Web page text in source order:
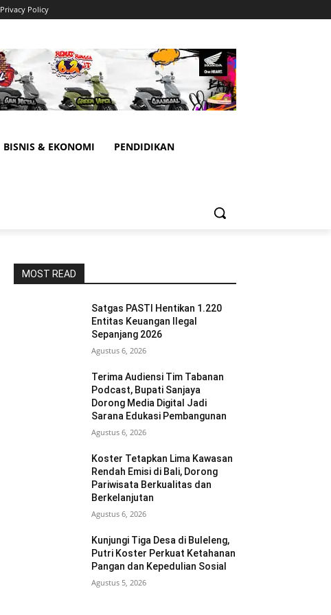
Privacy Policy
BISNIS & EKONOMI PENDIDIKAN
MOST READ
Satgas PASTI Hentikan 1.220
Entitas Keuangan Ilegal
Sepanjang 2026
Agustus 6, 2026
Terima Audiensi Tim Tabanan
Podcast, Bupati Sanjaya
Dorong Media Digital Jadi
Sarana Edukasi Pembangunan
Agustus 6, 2026
Koster Tetapkan Lima Kawasan
Rendah Emisi di Bali, Dorong
Pariwisata Berkualitas dan
Berkelanjutan
Agustus 6, 2026
Kunjungi Tiga Desa di Buleleng,
Putri Koster Perkuat Ketahanan
Pangan dan Kepedulian Sosial
Agustus 5, 2026